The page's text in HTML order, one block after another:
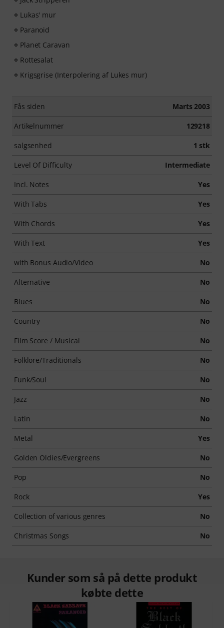
Lukas' mur
Paranoid
Planet Caravan
Rottesalat
Krigsgrise (Interpolering af Lukes mur)
Fås siden Marts 2003
Artikelnummer 129218
salgsenhed 1 stk
Level Of Difficulty Intermediate
Incl. Notes Yes
With Tabs Yes
With Chords Yes
With Text Yes
with Bonus Audio/Video No
Alternative No
Blues No
Country No
Film Score / Musical No
Folklore/Traditionals No
Funk/Soul No
Jazz No
Latin No
Metal Yes
Golden Oldies/Evergreens No
Pop No
Rock Yes
Collection of various genres No
Christmas Songs No
Kunder som så på dette produkt
købte dette